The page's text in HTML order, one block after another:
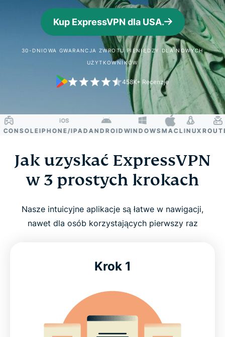
Kup ExpressVPN dla USA.
30-DNIOWA GWARANCJA ZWROTU PIENIĘDZY DLA NOWYCH
UŻYTKOWNIKÓW
458K+ Recenzje
IPHONE/IPADANDROIDWINDOWSMACLINUX ROUTER
Jak uzyskać ExpressVPN
w 3 prostych krokach
Nasze intuicyjne aplikacje są łatwe w nawigacji,
nawet dla osób korzystających pierwszy raz
Krok 1